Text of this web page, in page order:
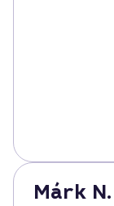
Márk N.